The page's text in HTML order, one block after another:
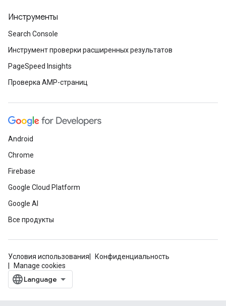
Инструменты
Search Console
Инструмент проверки расширенных результатов
PageSpeed Insights
Проверка AMP-страниц
Android
Chrome
Firebase
Google Cloud Platform
Google AI
Все продукты
Условия использования
Конфиденциальность
Manage cookies